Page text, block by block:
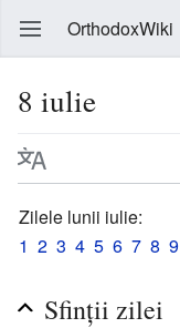
OrthodoxWiki
8 iulie
Zilele lunii iulie:
1 2 3 4 5 6 7 8 9
Sfinții zilei